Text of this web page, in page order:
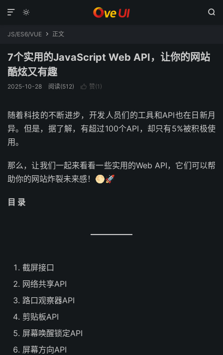
 

JS/ES6/VUE  正文
7个实用的JavaScript Web API，让你的网站
酷炫又有趣
2025-10-28 阅读(512)  赞(1 )
随着科技的不断进步，开发人员们的工具和API也在日新月
异。但是，据了解，有超过100个API，却只有5%被积极使
用。
那么，让我们一起来看看一些实用的Web API，它们可以帮
助你的网站炸裂未来感！🌕🚀
目 录
截屏接口
网络共享API
路口观察器API
剪贴板API
屏幕唤醒锁定API
屏幕方向API